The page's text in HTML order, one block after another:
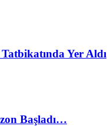
Yer Aldı
Başladı…